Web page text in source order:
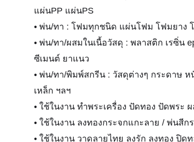
แผ่นPP แผ่นPS
• พ่น/ทา : โฟมทุกชนิด แผ่นโฟม โฟมยาง
• พ่น/ทา/ผสมในเนื้อวัสดุ : พลาสติก เรซิ่น
ซีเมนต์ ยาแนว
• พ่น/ทา/พิมพ์สกรีน : วัสดุต่างๆ กระดาษ
เหล็ก ฯลฯ
• ใช้ในงาน ทำพระเครื่อง ปัดทอง ปัดพระ
• ใช้ในงาน ลงทองกระจกแกะลาย / พ่นสีก
• ใช้ในงาน วาดลายไทย ลงรัก ลงทอง ปิดท